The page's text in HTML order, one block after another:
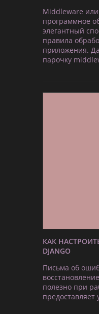
Middleware
программное
элегантный
правила
приложения.
парочку
КАК
DJANGO
Письма об
полезно при